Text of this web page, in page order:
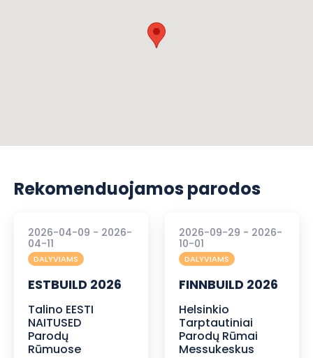
Rekomenduojamos parodos
2026-04-09 - 2026-
04-11
DALYVIAMS
ESTBUILD 2026
Talino EESTI
NAITUSED
Parodų
Rūmuose
2026-09-29 - 2026-
10-01
DALYVIAMS
FINNBUILD 2026
Helsinkio
Tarptautiniai
Parodų Rūmai
Messukeskus